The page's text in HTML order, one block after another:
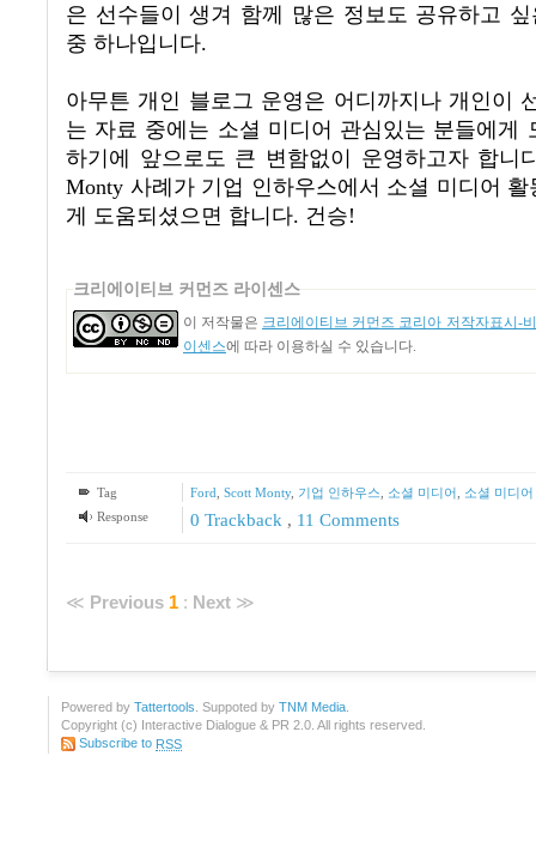
은 선수들이 생겨 함께 많은 정보도 공유하고
중 하나입니다.
아무튼 개인 블로그 운영은 어디까지나 개인이
는 자료 중에는 소셜 미디어 관심있는 분들에게
하기에 앞으로도 큰 변함없이 운영하고자 합니
Monty 사례가 기업 인하우스에서 소셜 미디어
게 도움되셨으면 합니다. 건승!
크리에이티브 커먼즈 라이센스
이 저작물은 크리에이티브 커먼즈 코리아 저작자표시-
이센스에 따라 이용하실 수 있습니다.
Tag Ford Scott Monty, 기업 인하우스 소셜 미디어
소셜 미디
Response
0 Trackback , 11 Comments
≪ Previous 1 : Next ≫
Powered by Tattertools . Suppoted by TNM Media
Copyright (c) Interactive Dialogue & PR 2.0. All rights reserved.
Subscribe to RSS